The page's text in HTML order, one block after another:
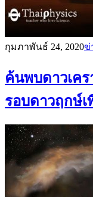
กุมภาพันธ์ 24, 2020ข่
ค้นพบดาวเค
รอบดาวฤกษ์เ